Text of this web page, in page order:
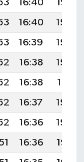
16:40
19:47
16:40
19:45
16:39
19:44
16:38
19:43
16:38
19:41
16:37
19:40
16:36
19:39
16:36
19:37